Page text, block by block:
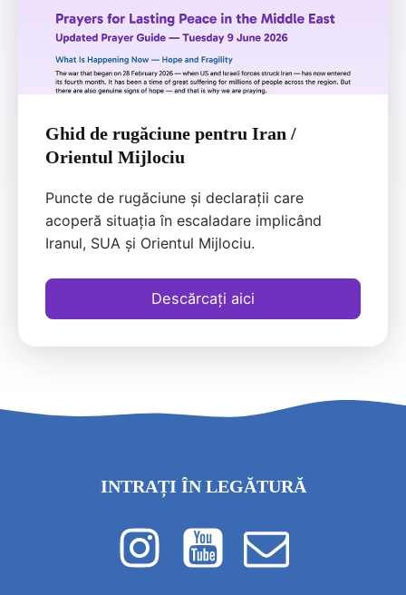
Ghid de rugăciune pentru Iran /
Orientul Mijlociu
Puncte de rugăciune și declarații care
acoperă situația în escaladare implicând
Iranul, SUA și Orientul Mijlociu.
Descărcați aici
INTRAȚI ÎN LEGĂTURĂ